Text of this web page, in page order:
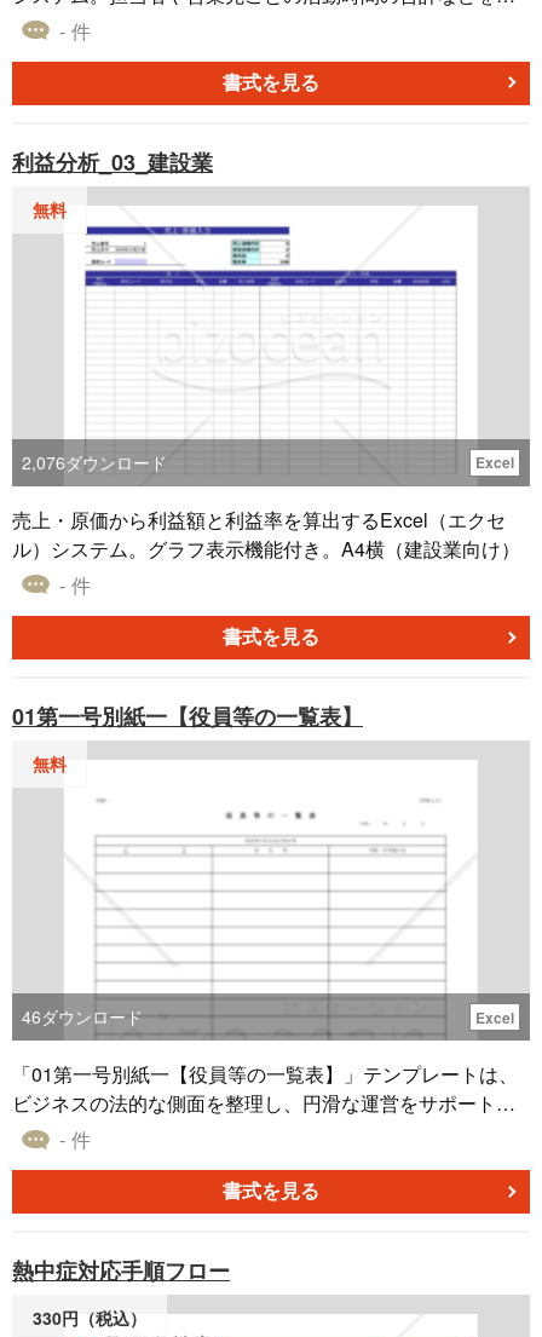
出できます。営業先はリストに登録することでメニューか
- 件
書式を見る
利益分析_03_建設業
無料
2,076ダウンロード Excel
売上・原価から利益額と利益率を算出するExcel（エクセ
ル）システム。グラフ表示機能付き。A4横（建設業向け）
- 件
書式を見る
01第一号別紙一【役員等の一覧表】
無料
46ダウンロード Excel
「01第一号別紙一【役員等の一覧表】」テンプレートは、
ビジネスの法的な側面を整理し、円滑な運営をサポートし
ます。このテンプレートは、役員や重要な関係者の一覧を
厳格な法的要件に基づき、最新の規制に適合しているた
め、組織の透明性と信頼性が向上します。（最新情報につ
役割や責任を的確に表現し、法的な義務を果たすための手
助けとなります。ビジネス運営において法的な領域をクリ
- 件
書式を見る
熱中症対応手順フロー
330円（税込）